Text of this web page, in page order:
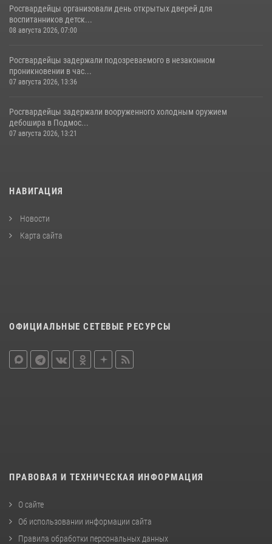
Росгвардейцы организовали день открытых дверей для
воспитанников детск...
08 августа 2026, 07:00
Росгвардейцы задержали подозреваемого в незаконном
проникновении в час...
07 августа 2026, 13:36
Росгвардейцы задержали вооруженного холодным оружием
дебошира в Подмос...
07 августа 2026, 13:21
НАВИГАЦИЯ
Новости
Карта сайта
ОФИЦИАЛЬНЫЕ СЕТЕВЫЕ РЕСУРСЫ
ПРАВОВАЯ И ТЕХНИЧЕСКАЯ ИНФОРМАЦИЯ
О сайте
Об использовании информации сайта
Правила обработки персональных данных